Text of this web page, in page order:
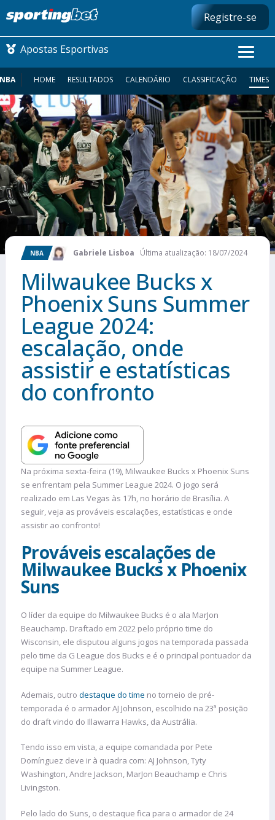
Registre-se
Apostas Esportivas
CONMEBOL LIBERTADORES
FUTEBOL NACIONAL
FUTEBOL INTERNACIONAL
COMO APOSTAR
MAIS ESPORTES
NBA HOME RESULTADOS CALENDÁRIO CLASSIFICAÇÃO TIMES
NBA Gabriele Lisboa Última atualização: 18/07/2024
Milwaukee Bucks x
Phoenix Suns Summer
League 2024:
escalação, onde
assistir e estatísticas
do confronto
Na próxima sexta-feira (19), Milwaukee Bucks x Phoenix Suns
se enfrentam pela Summer League 2024. O jogo será
realizado em Las Vegas às 17h, no horário de Brasília. A
seguir, veja as prováveis escalações, estatísticas e onde
assistir ao confronto!
Prováveis escalações de
Milwaukee Bucks x Phoenix
Suns
O líder da equipe do Milwaukee Bucks é o ala MarJon
Beauchamp. Draftado em 2022 pelo próprio time do
Wisconsin, ele disputou alguns jogos na temporada passada
pelo time da G League dos Bucks e é o principal pontuador da
equipe na Summer League.
Ademais, outro destaque do time no torneio de pré-
temporada é o armador AJ Johnson, escolhido na 23ª posição
do draft vindo do Illawarra Hawks, da Austrália.
Tendo isso em vista, a equipe comandada por Pete
Domínguez deve ir à quadra com: AJ Johnson, Tyty
Washington, Andre Jackson, MarJon Beauchamp e Chris
Livingston.
Pelo lado do Suns, o destaque fica para o armador de 24